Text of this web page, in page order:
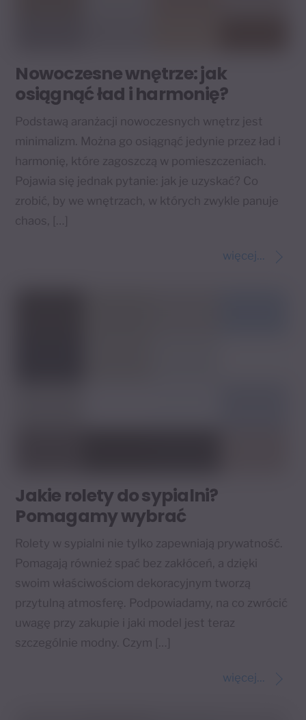
Nowoczesne wnętrze: jak
osiągnąć ład i harmonię?
Podstawą aranżacji nowoczesnych wnętrz jest
minimalizm. Można go osiągnąć jedynie przez ład i
harmonię, które zagoszczą w pomieszczeniach.
Pojawia się jednak pytanie: jak je uzyskać? Co
zrobić, by we wnętrzach, w których zwykle panuje
chaos, […]
więcej...
Jakie rolety do sypialni?
Pomagamy wybrać
Rolety w sypialni nie tylko zapewniają prywatność.
Pomagają również spać bez zakłóceń, a dzięki
swoim właściwościom dekoracyjnym tworzą
przytulną atmosferę. Podpowiadamy, na co zwrócić
uwagę przy zakupie i jaki model jest teraz
szczególnie modny. Czym […]
więcej...